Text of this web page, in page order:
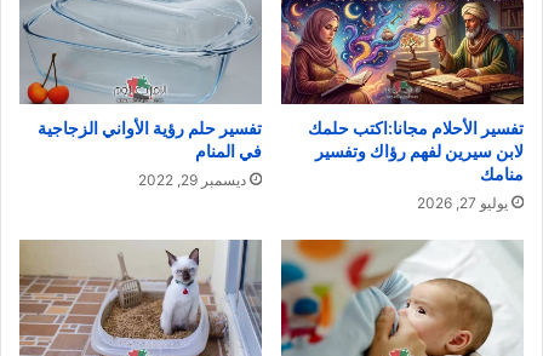
تفسير الأحلام مجانا:اكتب حلمك
لابن سيرين لفهم رؤاك وتفسير
منامك
يوليو 27, 2026
تفسير حلم رؤية الأواني الزجاجية
في المنام
ديسمبر 29, 2022